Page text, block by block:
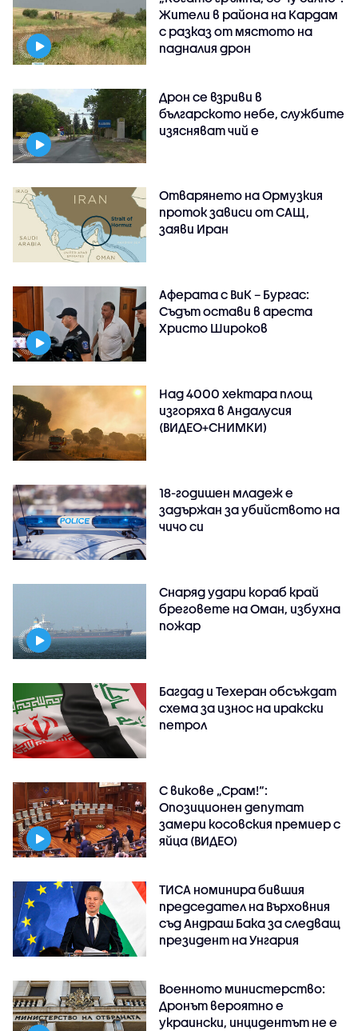
Жители в района на Кардам
с разказ от мястото на
падналия дрон
Дрон се взриви в
българското небе, службите
изясняват чий е
Отварянето на Ормузкия
проток зависи от САЩ,
заяви Иран
Аферата с ВиК – Бургас:
Съдът остави в ареста
Христо Широков
Над 4000 хектара площ
изгоряха в Андалусия
(ВИДЕО+СНИМКИ)
18-годишен младеж е
задържан за убийството на
чичо си
Снаряд удари кораб край
бреговете на Оман, избухна
пожар
Багдад и Техеран обсъждат
схема за износ на иракски
петрол
С викове „Срам!“:
Опозиционен депутат
замери косовския премиер с
яйца (ВИДЕО)
ТИСА номинира бившия
председател на Върховния
съд Андраш Бака за следващ
президент на Унгария
Военното министерство:
Дронът вероятно е
украински, инцидентът не е